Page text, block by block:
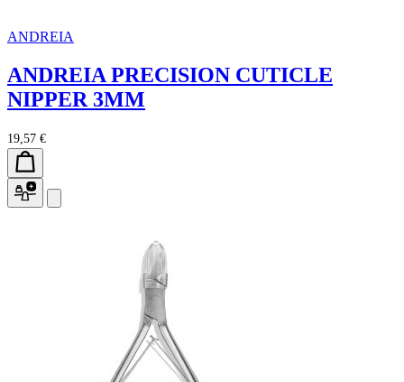
ANDREIA
ANDREIA PRECISION CUTICLE
NIPPER 3MM
19,57 €